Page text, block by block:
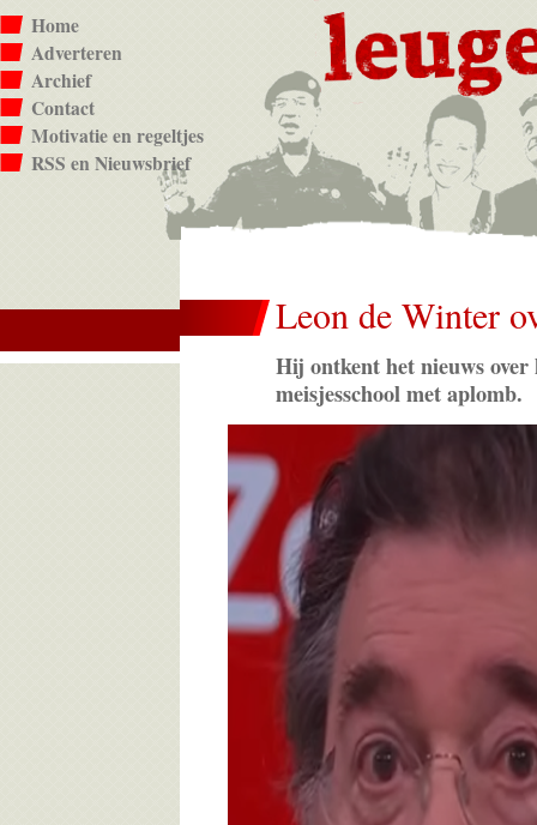
Home
Adverteren
Archief
Contact
Motivatie en regeltjes
RSS en Nieuwsbrief
Leon de Winter
Hij ontkent het nieuws
meisjesschool met aplomb.